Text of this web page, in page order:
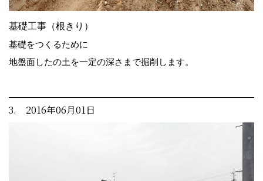
基礎工事（根きり）
基礎をつくるために
地盤面したの土を一定の深さまで掘削します。
3. 2016年06月01日